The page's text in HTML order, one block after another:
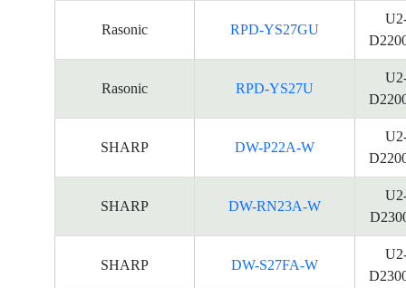
Rasonic RPD-YS27GU
Rasonic RPD-YS27U
SHARP DW-P22A-W
SHARP DW-RN23A-W
SHARP DW-S27FA-W